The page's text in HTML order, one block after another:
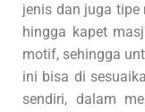
jenis dan juga
hingga kapet
motif, sehingga
ini bisa di
sendiri, dalam